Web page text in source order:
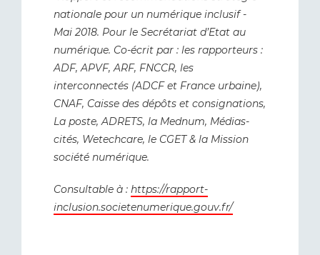
nationale pour un numérique inclusif -
Mai 2018. Pour le Secrétariat d’Etat au
numérique. Co-écrit par : les rapporteurs :
ADF, APVF, ARF, FNCCR, les
interconnectés (ADCF et France urbaine),
CNAF, Caisse des dépôts et consignations,
La poste, ADRETS, la Mednum, Médias-
cités, Wetechcare, le CGET & la Mission
société numérique.
Consultable à : https://rapport-
inclusion.societenumerique.gouv.fr/